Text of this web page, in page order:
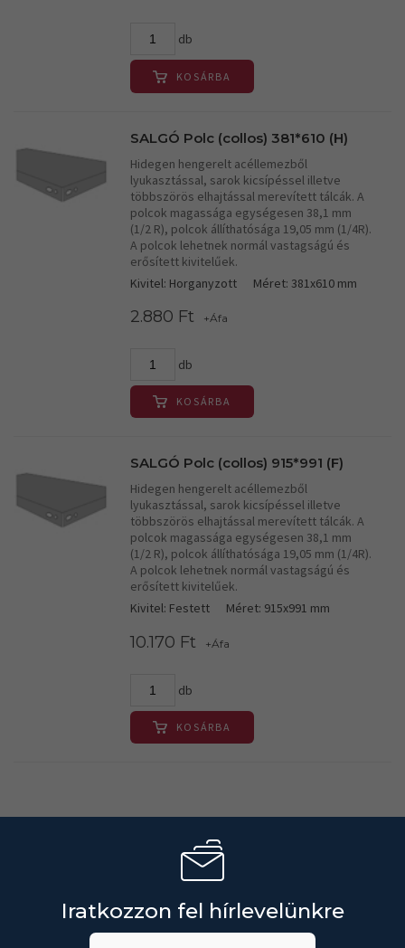
db
KOSÁRBA
SALGÓ Polc (collos) 381*610 (H)
Hidegen hengerelt acéllemezből
lyukasztással, sarok kicsípéssel illetve
többszörös elhajtással merevített tálcák. A
polcok magassága egységesen 38,1 mm
(1/2 R), polcok állíthatósága 19,05 mm (1/4R).
A polcok lehetnek normál vastagságú és
erősített kivitelűek.
Kivitel: Horganyzott
Méret: 381x610 mm
2.880 Ft +Áfa
db
KOSÁRBA
SALGÓ Polc (collos) 915*991 (F)
Hidegen hengerelt acéllemezből
lyukasztással, sarok kicsípéssel illetve
többszörös elhajtással merevített tálcák. A
polcok magassága egységesen 38,1 mm
(1/2 R), polcok állíthatósága 19,05 mm (1/4R).
A polcok lehetnek normál vastagságú és
erősített kivitelűek.
Kivitel: Festett
Méret: 915x991 mm
10.170 Ft +Áfa
db
KOSÁRBA
Iratkozzon fel hírlevelünkre